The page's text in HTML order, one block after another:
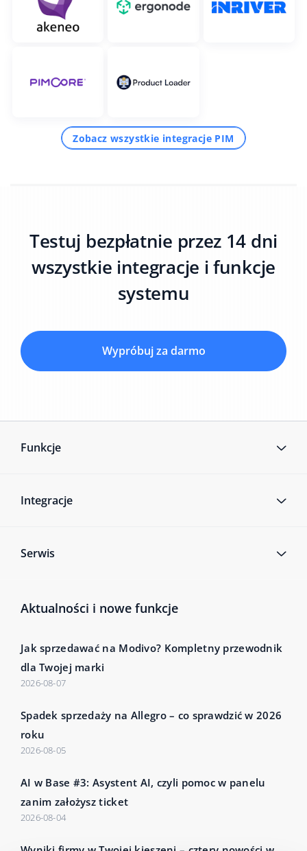
Zobacz wszystkie integracje PIM
Testuj bezpłatnie przez 14 dni
wszystkie integracje i funkcje
systemu
Wypróbuj za darmo
Funkcje
Integracje
Serwis
Aktualności i nowe funkcje
Jak sprzedawać na Modivo? Kompletny przewodnik
dla Twojej marki
2026-08-07
Spadek sprzedaży na Allegro – co sprawdzić w 2026
roku
2026-08-05
AI w Base #3: Asystent AI, czyli pomoc w panelu
zanim założysz ticket
2026-08-04